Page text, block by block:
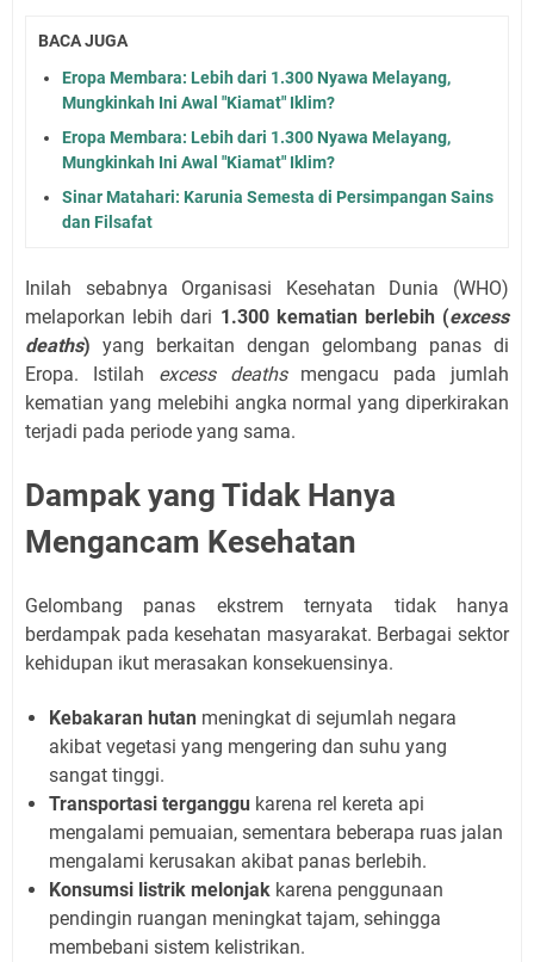
BACA JUGA
Eropa Membara: Lebih dari 1.300 Nyawa Melayang,
Mungkinkah Ini Awal "Kiamat" Iklim?
Eropa Membara: Lebih dari 1.300 Nyawa Melayang,
Mungkinkah Ini Awal "Kiamat" Iklim?
Sinar Matahari: Karunia Semesta di Persimpangan Sains
dan Filsafat
Inilah sebabnya Organisasi Kesehatan Dunia (WHO)
melaporkan lebih dari 1.300 kematian berlebih (excess
deaths) yang berkaitan dengan gelombang panas di
Eropa. Istilah excess deathsmengacu pada jumlah
kematian yang melebihi angka normal yang diperkirakan
terjadi pada periode yang sama.
Dampak yang Tidak Hanya
Mengancam Kesehatan
Gelombang panas ekstrem ternyata tidak hanya
berdampak pada kesehatan masyarakat. Berbagai sektor
kehidupan ikut merasakan konsekuensinya.
Kebakaran hutan meningkat di sejumlah negara
akibat vegetasi yang mengering dan suhu yang
sangat tinggi.
Transportasi terganggu karena rel kereta api
mengalami pemuaian, sementara beberapa ruas jalan
mengalami kerusakan akibat panas berlebih.
Konsumsi listrik melonjak karena penggunaan
pendingin ruangan meningkat tajam, sehingga
membebani sistem kelistrikan.